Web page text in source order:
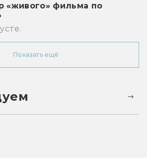
«живого» фильма по
Показать ещё